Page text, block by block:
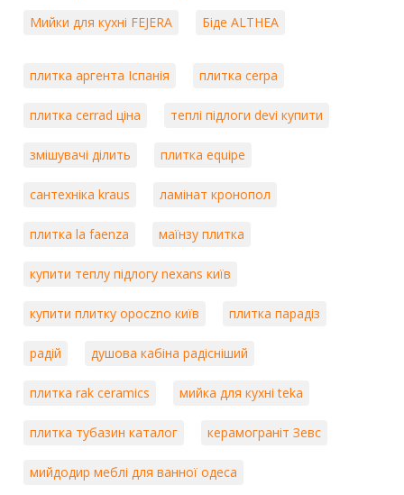
Мийки для кухні FEJERA Біде ALTHEA
плитка аргента Іспанія плитка cerpa
плитка cerrad ціна теплі підлоги devi купити
змішувачі ділить плитка equipe
сантехніка kraus ламінат кронопол
плитка la faenza маїнзу плитка
купити теплу підлогу nexans київ
купити плитку opoczno київ плитка парадіз
радій душова кабіна радісніший
плитка rak ceramics мийка для кухні teka
плитка тубазин каталог керамограніт Зевс
мийдодир меблі для ванної одеса